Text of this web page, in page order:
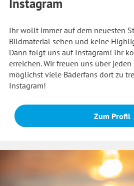
Instagram
Ihr wollt immer auf dem neuesten
Bildmaterial sehen und keine
Dann folgt uns auf Instagram! Ihr
erreichen. Wir freuen uns über
möglichst viele Bäderfans dort zu
Instagram!
Zum Profil